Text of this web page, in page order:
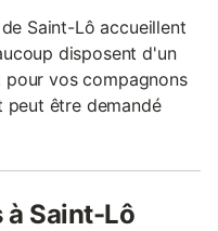
Saint-Lô accueillent
disposent d'un
vos compagnons
peut être demandé
à Saint-Lô